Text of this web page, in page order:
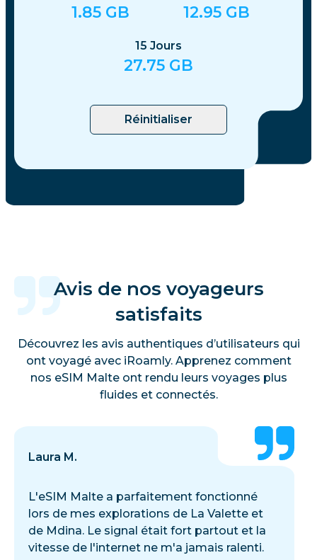
1.85 GB 12.95 GB
15 Jours
27.75 GB
Réinitialiser
Avis de nos voyageurs
satisfaits
Découvrez les avis authentiques d’utilisateurs qui
ont voyagé avec iRoamly. Apprenez comment
nos eSIM Malte ont rendu leurs voyages plus
fluides et connectés.
Laura M.
L'eSIM Malte a parfaitement fonctionné
lors de mes explorations de La Valette et
de Mdina. Le signal était fort partout et la
vitesse de l'internet ne m'a jamais ralenti.